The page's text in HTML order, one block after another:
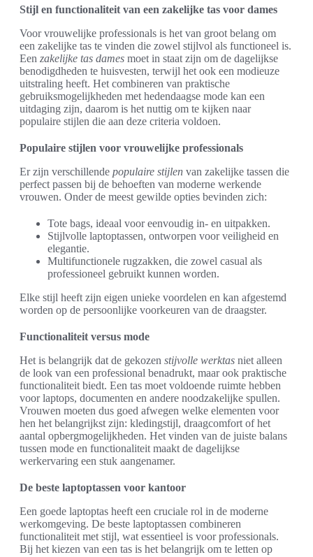
Stijl en functionaliteit van een zakelijke tas voor dames
Voor vrouwelijke professionals is het van groot belang om
een zakelijke tas te vinden die zowel stijlvol als functioneel is.
Een zakelijke tas dames moet in staat zijn om de dagelijkse
benodigdheden te huisvesten, terwijl het ook een modieuze
uitstraling heeft. Het combineren van praktische
gebruiksmogelijkheden met hedendaagse mode kan een
uitdaging zijn, daarom is het nuttig om te kijken naar
populaire stijlen die aan deze criteria voldoen.
Populaire stijlen voor vrouwelijke professionals
Er zijn verschillende populaire stijlen van zakelijke tassen die
perfect passen bij de behoeften van moderne werkende
vrouwen. Onder de meest gewilde opties bevinden zich:
Tote bags, ideaal voor eenvoudig in- en uitpakken.
Stijlvolle laptoptassen, ontworpen voor veiligheid en
elegantie.
Multifunctionele rugzakken, die zowel casual als
professioneel gebruikt kunnen worden.
Elke stijl heeft zijn eigen unieke voordelen en kan afgestemd
worden op de persoonlijke voorkeuren van de draagster.
Functionaliteit versus mode
Het is belangrijk dat de gekozen stijvolle werktas niet alleen
de look van een professional benadrukt, maar ook praktische
functionaliteit biedt. Een tas moet voldoende ruimte hebben
voor laptops, documenten en andere noodzakelijke spullen.
Vrouwen moeten dus goed afwegen welke elementen voor
hen het belangrijkst zijn: kledingstijl, draagcomfort of het
aantal opbergmogelijkheden. Het vinden van de juiste balans
tussen mode en functionaliteit maakt de dagelijkse
werkervaring een stuk aangenamer.
De beste laptoptassen voor kantoor
Een goede laptoptas heeft een cruciale rol in de moderne
werkomgeving. De beste laptoptassen combineren
functionaliteit met stijl, wat essentieel is voor professionals.
Bij het kiezen van een tas is het belangrijk om te letten op